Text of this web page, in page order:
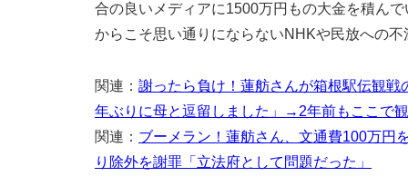
合の良いメディアに1500万円もの大金を積ん
からこそ思い通りにならないNHKや民放への不
関連： 謝ったら負け！蓮舫さんが箱根駅伝観
年ぶりに母と逗留しました」→2年前もここで
関連： ブーメラン！蓮舫さん、文通費100万円
り除外を謝罪「立法府として問題だった」